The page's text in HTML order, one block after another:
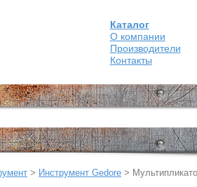
Каталог
О компании
Производители
Контакты
> Инструмент Gedore >